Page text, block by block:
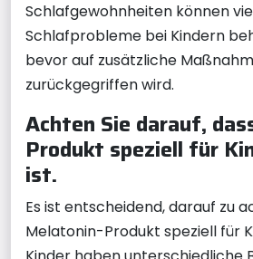
Schlafgewohnheiten können
Schlafprobleme bei Kindern
bevor auf zusätzliche
zurückgegriffen wird.
Achten Sie darauf,
Produkt speziell für
ist.
Es ist entscheidend, darauf zu
Melatonin-Produkt speziell für